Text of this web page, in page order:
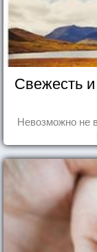
Свежесть
Невозможно не